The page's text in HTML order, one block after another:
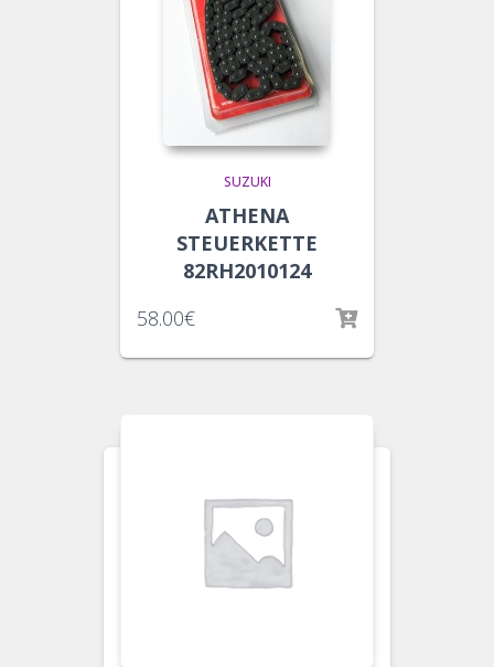
SUZUKI
ATHENA
STEUERKETTE
82RH2010124
58.00€